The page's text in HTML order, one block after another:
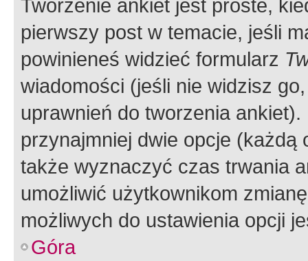
Tworzenie ankiet jest proste,
pierwszy post w temacie, jeśli
powinieneś widzieć formularz
wiadomości (jeśli nie widzisz
uprawnień do tworzenia
przynajmniej dwie opcje
także wyznaczyć czas trwania
umożliwić użytkownikom
możliwych do ustawienia opcji
Góra